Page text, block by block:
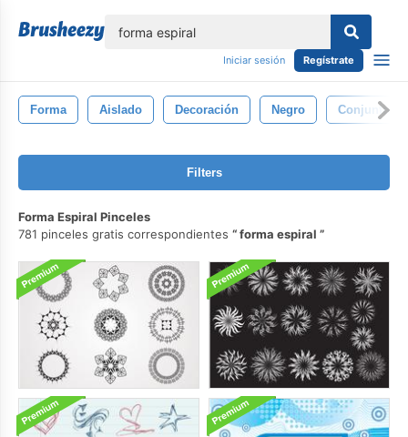
Iniciar sesión Regístrate
Forma Aislado Decoración Negro Conjunto
Filters
Forma Espiral Pinceles
781 pinceles gratis correspondientes
forma espiral